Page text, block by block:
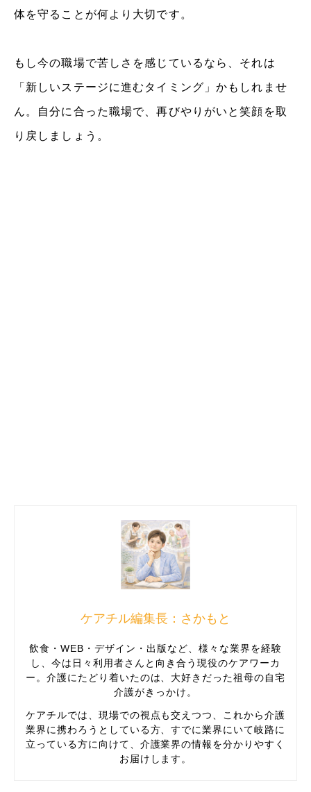
体を守ることが何より大切です。
もし今の職場で苦しさを感じているなら、それは
「新しいステージに進むタイミング」かもしれませ
ん。自分に合った職場で、再びやりがいと笑顔を取
り戻しましょう。
ケアチル編集長：さかもと
飲食・WEB・デザイン・出版など、様々な業界を経験
し、今は日々利用者さんと向き合う現役のケアワーカ
ー。介護にたどり着いたのは、大好きだった祖母の自宅
介護がきっかけ。
ケアチルでは、現場での視点も交えつつ、これから介護
業界に携わろうとしている方、すでに業界にいて岐路に
立っている方に向けて、介護業界の情報を分かりやすく
お届けします。